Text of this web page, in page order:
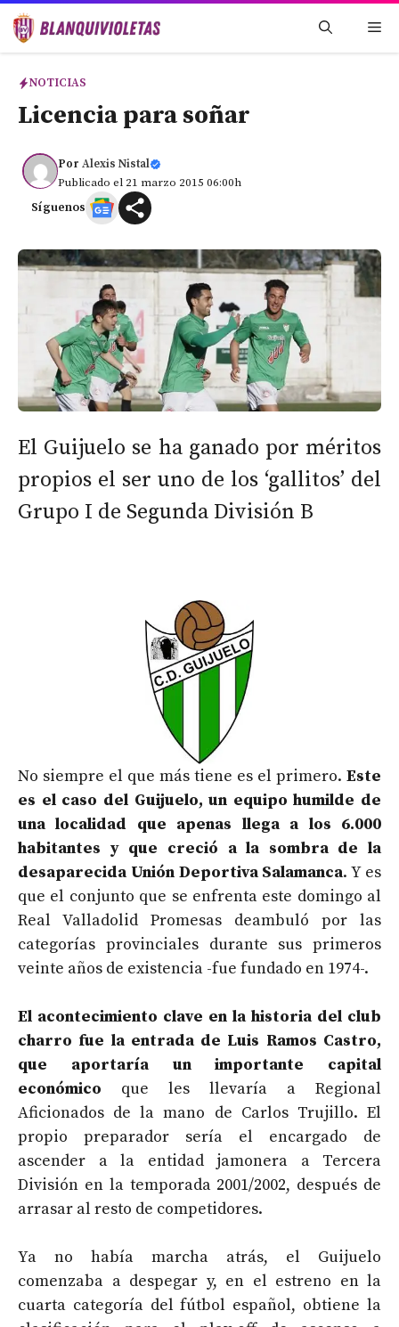
Saltar
NOTICIAS
Licencia para soñar
Por Alexis Nistal
Publicado el 21 marzo 2015 06:00h
Síguenos
El Guijuelo se ha ganado por méritos
propios el ser uno de los ‘gallitos’ del
Grupo I de Segunda División B
No siempre el que más tiene es el primero. Este
es el caso del Guijuelo, un equipo humilde de
una localidad que apenas llega a los 6.000
habitantes y que creció a la sombra de la
desaparecida Unión Deportiva Salamanca. Y es
que el conjunto que se enfrenta este domingo al
Real Valladolid Promesas deambuló por las
categorías provinciales durante sus primeros
veinte años de existencia -fue fundado en 1974-.
El acontecimiento clave en la historia del club
charro fue la entrada de Luis Ramos Castro,
que aportaría un importante capital
económico que les llevaría a Regional
Aficionados de la mano de Carlos Trujillo. El
propio preparador sería el encargado de
ascender a la entidad jamonera a Tercera
División en la temporada 2001/2002, después de
arrasar al resto de competidores.
Ya no había marcha atrás, el Guijuelo
comenzaba a despegar y, en el estreno en la
cuarta categoría del fútbol español, obtiene la